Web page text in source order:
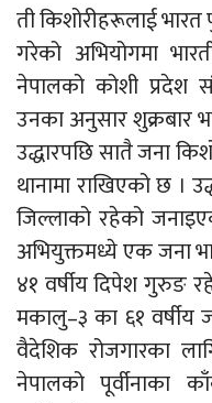
ती किशोरीहरूलाई
गरेको अभियोगमा
नेपालको कोशी प्रदेश
उनका अनुसार शुक्रबार
उद्धारपछि सातै जना
थानामा राखिएको छ ।
जिल्लाको रहेको
अभियुक्तमध्ये एक जना
४१ वर्षीय दिपेश गुरुङ
मकालु–३ का ६१
वैदेशिक रोजगारका
नेपालको पूर्वीनाका